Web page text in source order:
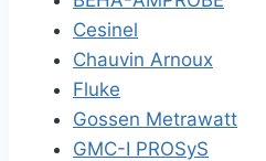
Cesinel
Chauvin Arnoux
Fluke
Gossen Metrawatt
GMC-I PROSyS